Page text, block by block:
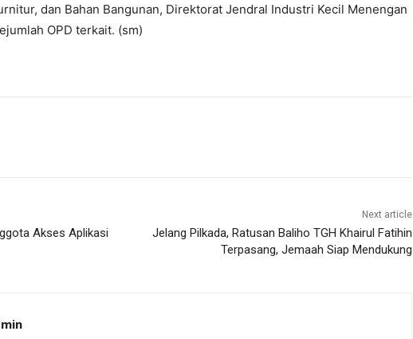
dan Bahan Bangunan, Direktorat Jendral Industri Kecil Menengan
OPD terkait. (sm)
Akses Aplikasi
Next article
Jelang Pilkada, Ratusan Baliho TGH Khairul Fatihin
Terpasang, Jemaah Siap Mendukung